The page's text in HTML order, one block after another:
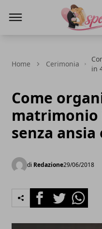
Home Cerimonia
in
Come
matrimonio
senza ansia
di Redazione29/06/2018
FacebookTwitterWhatsapp